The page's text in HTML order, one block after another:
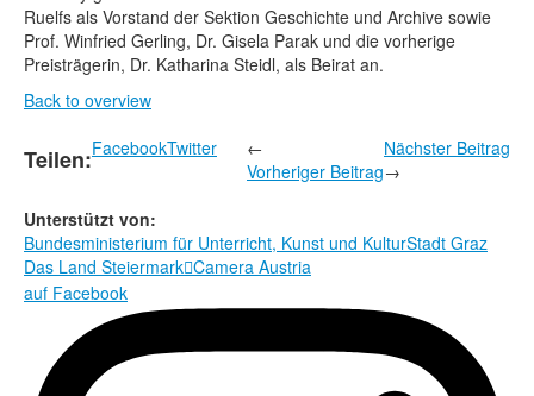
Ruelfs als Vorstand der Sektion Geschichte und Archive sowie
Prof. Winfried Gerling, Dr. Gisela Parak und die vorherige
Preisträgerin, Dr. Katharina Steidl, als Beirat an.
Back to overview
Teilen:FacebookTwitter
←
Vorheriger Beitrag
Nächster Beitrag
→
Unterstützt von:
Bundesministerium für Unterricht, Kunst und KulturStadt Graz
Das Land SteiermarkCamera Austria
auf Facebook